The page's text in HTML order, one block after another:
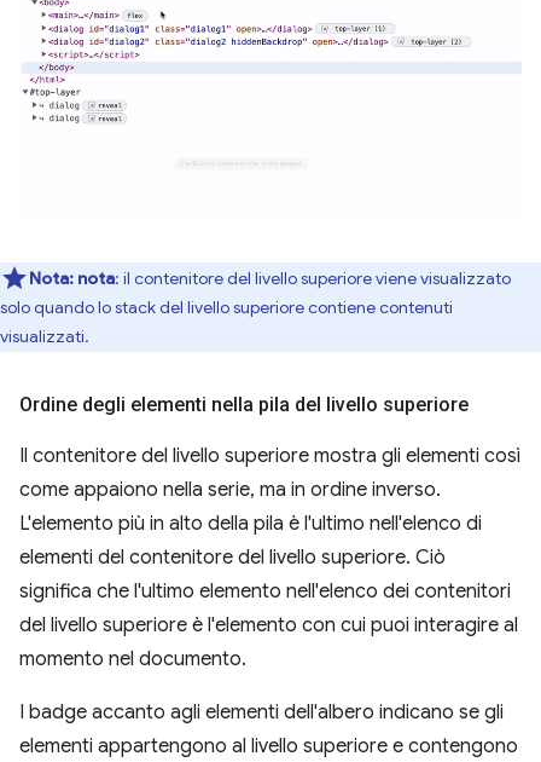
Nota: nota: il contenitore del livello superiore viene visualizzato
solo quando lo stack del livello superiore contiene contenuti
visualizzati.
Ordine degli elementi nella pila del livello superiore
Il contenitore del livello superiore mostra gli elementi così
come appaiono nella serie, ma in ordine inverso.
L'elemento più in alto della pila è l'ultimo nell'elenco di
elementi del contenitore del livello superiore. Ciò
significa che l'ultimo elemento nell'elenco dei contenitori
del livello superiore è l'elemento con cui puoi interagire al
momento nel documento.
I badge accanto agli elementi dell'albero indicano se gli
elementi appartengono al livello superiore e contengono